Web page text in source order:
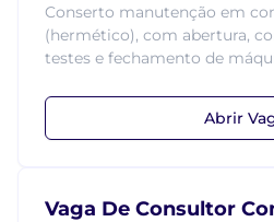
Conserto manutenção em
(hermético), com abertura,
testes e fechamento de
Abrir
Vaga De Consultor